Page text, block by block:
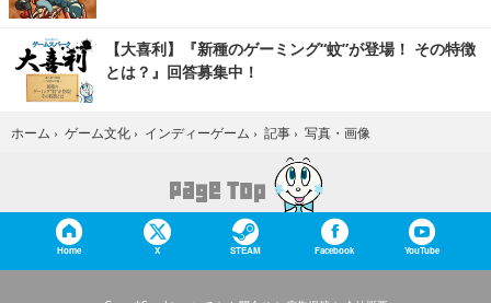
【大喜利】『新種のゲーミング“蚊”が登場！ その特徴
とは？』回答募集中！
ホーム › ゲーム文化 › インディーゲーム › 記事 › 写真・画像
Home X STEAM Facebook YouTube